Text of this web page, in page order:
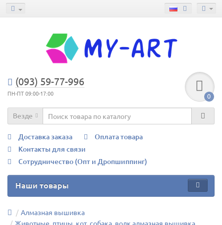
(093) 59-77-996
ПН-ПТ 09:00-17:00 0
Везде
Доставка заказа
Оплата товара
Контакты для связи
Сотрудничество (Опт и Дропшиппинг)
Наши товары
Алмазная вышивка
Животные, птицы, кот, собака, волк алмазная вышивка